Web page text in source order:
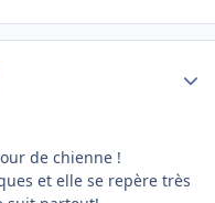
de chienne !
et elle se repère très